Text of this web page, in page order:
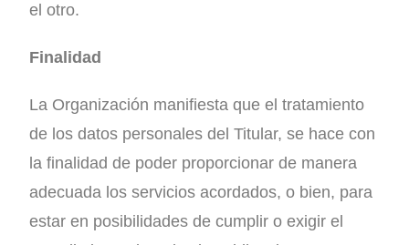
el otro.
Finalidad
La Organización manifiesta que el tratamiento
de los datos personales del Titular, se hace con
la finalidad de poder proporcionar de manera
adecuada los servicios acordados, o bien, para
estar en posibilidades de cumplir o exigir el